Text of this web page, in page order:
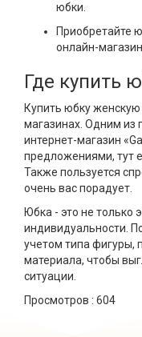
юбки.
Приобретайте
онлайн-
Где купить
Купить юбку
магазинах. Одним из
интернет-магазин
предложениями, тут
Также пользуется
очень вас порадует.
Юбка - это не только
индивидуальности.
учетом типа фигуры,
материала, чтобы
ситуации.
Просмотров : 604